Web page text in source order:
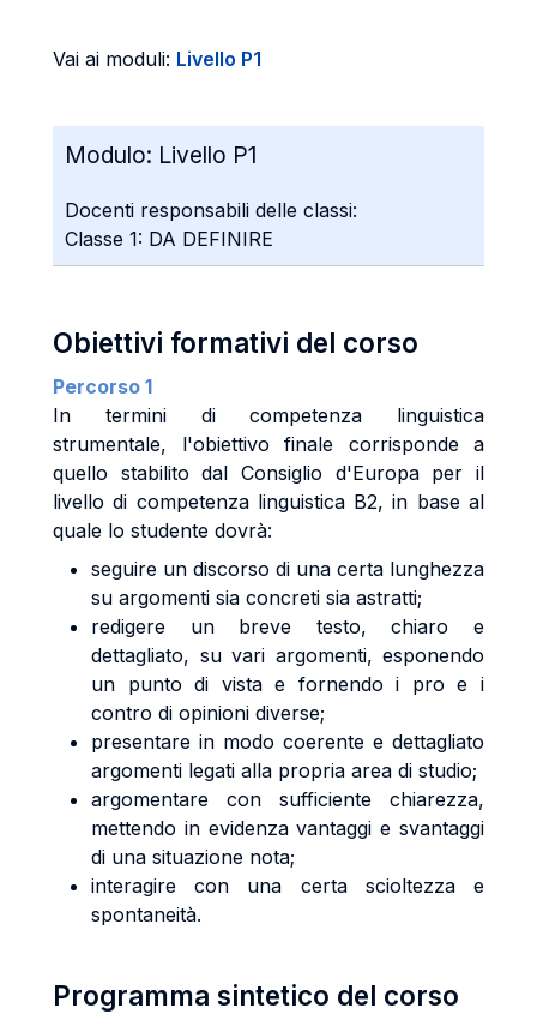
Vai ai moduli: Livello P1
Modulo: Livello P1
Docenti responsabili delle classi:
Classe 1: DA DEFINIRE
Obiettivi formativi del corso
Percorso 1
In termini di competenza linguistica
strumentale, l'obiettivo finale corrisponde a
quello stabilito dal Consiglio d'Europa per il
livello di competenza linguistica B2, in base al
quale lo studente dovrà:
seguire un discorso di una certa lunghezza
su argomenti sia concreti sia astratti;
redigere un breve testo, chiaro e
dettagliato, su vari argomenti, esponendo
un punto di vista e fornendo i pro e i
contro di opinioni diverse;
presentare in modo coerente e dettagliato
argomenti legati alla propria area di studio;
argomentare con sufficiente chiarezza,
mettendo in evidenza vantaggi e svantaggi
di una situazione nota;
interagire con una certa scioltezza e
spontaneità.
Programma sintetico del corso